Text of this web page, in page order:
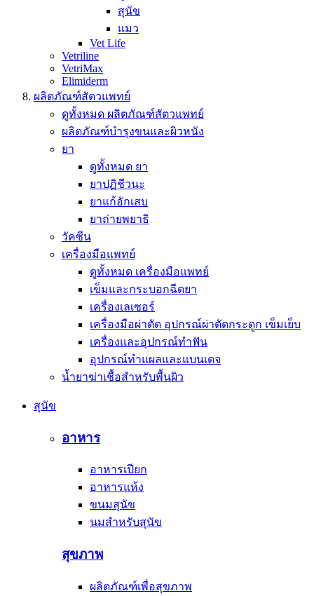
สุนัข
แมว
Vet Life
Vetriline
VetriMax
Elimiderm
ผลิตภัณฑ์สัตวแพทย์
ดูทั้งหมด ผลิตภัณฑ์สัตวแพทย์
ผลิตภัณฑ์บำรุงขนและผิวหนัง
ยา
ดูทั้งหมด ยา
ยาปฏิชีวนะ
ยาแก้อักเสบ
ยาถ่ายพยาธิ
วัคซีน
เครื่องมือแพทย์
ดูทั้งหมด เครื่องมือแพทย์
เข็มและกระบอกฉีดยา
เครื่องเลเซอร์
เครื่องมือผ่าตัด อุปกรณ์ผ่าตัดกระดูก เข็มเย็บ
เครื่องและอุปกรณ์ทำฟัน
อุปกรณ์ทำแผลและแบนเดจ
น้ำยาฆ่าเชื้อสำหรับพื้นผิว
สุนัข
อาหาร
อาหารเปียก
อาหารแห้ง
ขนมสุนัข
นมสำหรับสุนัข
สุขภาพ
ผลิตภัณฑ์เพื่อสุขภาพ